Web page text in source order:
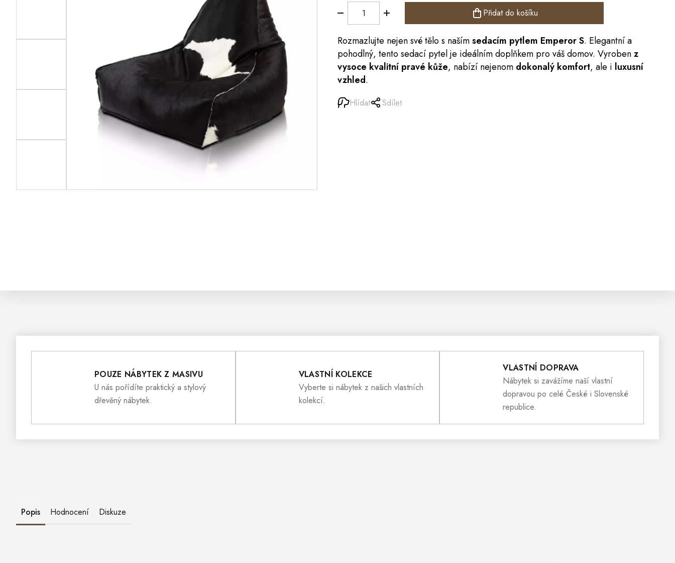
Přidat do košíku
Rozmazlujte nejen své tělo s našímsedacím pytlem Emperor S. Elegantní a
pohodlný, tento sedací pytel je ideálním doplňkem pro váš domov. Vyrobenz
vysoce kvalitní pravé kůže, nabízí nejenom dokonalý komfort, ale i luxusní
vzhled.
Hlídat Sdílet
POUZE NÁBYTEK Z MASIVU
U nás pořídíte praktický a stylový
dřevěný nábytek.
VLASTNÍ KOLEKCE
Vyberte si nábytek z našich vlastních
kolekcí.
VLASTNÍ DOPRAVA
Nábytek si zavážíme naší vlastní
dopravou po celé České i Slovenské
republice.
Popis Hodnocení Diskuze